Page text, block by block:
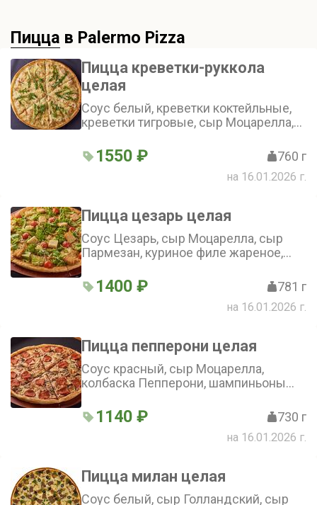
Пицца в Palermo Pizza
Пицца креветки-руккола
целая
Соус белый, креветки коктейльные,
креветки тигровые, сыр Моцарелла,
1550 ₽ 760 г
на 16.01.2026 г.
Пицца цезарь целая
Соус Цезарь, сыр Моцарелла, сыр
Пармезан, куриное филе жареное,
салата (36 см)
1400 ₽ 781 г
на 16.01.2026 г.
Пицца пепперони целая
Соус красный, сыр Моцарелла,
колбаска Пепперони, шампиньоны
1140 ₽ 730 г
на 16.01.2026 г.
Пицца милан целая
Соус белый, сыр Голландский, сыр